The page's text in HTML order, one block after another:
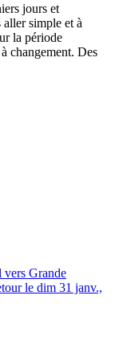
jours et
simple et à
la période
changement. Des
vers Grande
le dim 31 janv.,